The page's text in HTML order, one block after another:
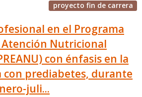
proyecto fin de carrera
en el Programa
Atención Nutricional
con énfasis en la
con prediabetes, durante
juli...